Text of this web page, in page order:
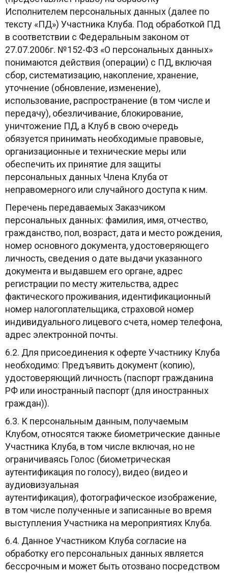
Исполнителем персональных данных (далее по
тексту «ПД») Участника Клуба. Под обработкой ПД
в соответствии с Федеральным законом от
27.07.2006г. №152-ФЗ «О персональных данных»
понимаются действия (операции) с ПД, включая
сбор, систематизацию, накопление, хранение,
уточнение (обновление, изменение),
использование, распространение (в том числе и
передачу), обезличивание, блокирование,
уничтожение ПД, а Клуб в свою очередь
обязуется принимать необходимые правовые,
организационные и технические меры или
обеспечить их принятие для защиты
персональных данных Члена Клуба от
неправомерного или случайного доступа к ним.
Перечень передаваемых Заказчиком
персональных данных: фамилия, имя, отчество,
гражданство, пол, возраст, дата и место рождения,
номер основного документа, удостоверяющего
личность, сведения о дате выдачи указанного
документа и выдавшем его органе, адрес
регистрации по месту жительства, адрес
фактического проживания, идентификационный
номер налогоплательщика, страховой номер
индивидуального лицевого счета, номер телефона,
адрес электронной почты.
6.2. Для присоединения к оферте Участнику Клуба
необходимо: Предъявить документ (копию),
удостоверяющий личность (паспорт гражданина
РФ или иностранный паспорт (для иностранных
граждан)).
6.3. К персональным данным, получаемым
Клубом, относятся также биометрические данные
Участника Клуба, в том числе включая, но не
ограничиваясь Голос (биометрическая
аутентификация по голосу), видео (видео и
аудиовизуальная
аутентификация), фотографическое изображение,
в том числе полученные и записанные во время
выступления Участника на мероприятиях Клуба.
6.4. Данное Участником Клуба согласие на
обработку его персональных данных является
бессрочным и может быть отозвано посредством